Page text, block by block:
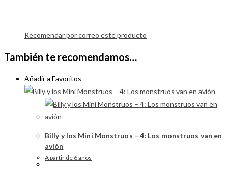
Recomendar por correo este producto
También te recomendamos…
Añadir a Favoritos
Billy y los Mini Monstruos – 4: Los monstruos van en
avión
A partir de 6 años